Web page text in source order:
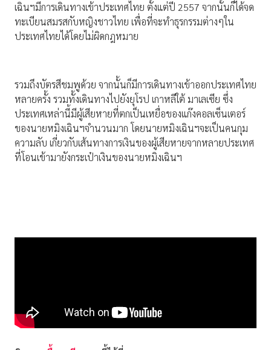
เฉินฯมีการเดินทางเข้าประเทศไทย ตั้งแต่ปี 2557 จากนั้นก็ได้จด
ทะเบียนสมรสกับหญิงชาวไทย เพื่อที่จะทำธุรกรรมต่างๆใน
ประเทศไทยได้โดยไม่ผิดกฎหมาย
รวมถึงบัตรสีชมพูด้วย จากนั้นก็มีการเดินทางเข้าออกประเทศไทย
หลายครั้ง รวมทั้งเดินทางไปยังยุโรป เกาหลีใต้ มาเลเซีย ซึ่ง
ประเทศเหล่านี้มีผู้เสียหายที่ตกเป็นเหยื่อของแก๊งคอลเซ็นเตอร์
ของนายหมิงเฉินฯจำนวนมาก โดยนายหมิงเฉินฯจะเป็นคนกุม
ความลับ เกี่ยวกับเส้นทางการเงินของผู้เสียหายจากหลายประเทศ
ที่โอนเข้ามายังกระเป๋าเงินของนายหมิงเฉินฯ